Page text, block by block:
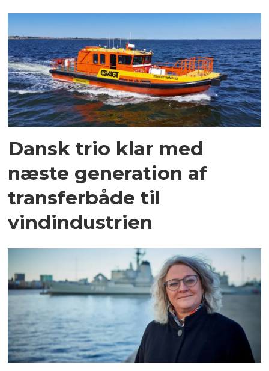
Dansk trio klar med
næste generation af
transferbåde til
vindindustrien